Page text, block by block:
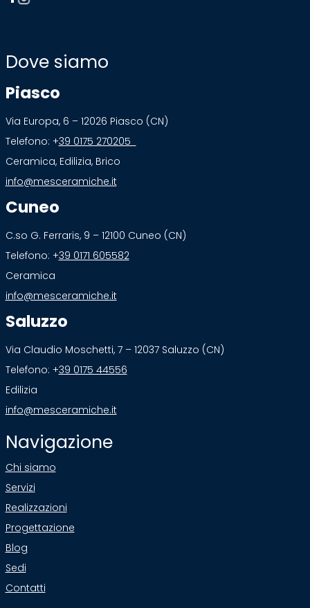
Dove siamo
Piasco
Via Europa, 6 – 12026 Piasco (CN)
Telefono: +39 0175 270205
Ceramica, Edilizia, Brico
info@mesceramiche.it
Cuneo
C.so G. Ferraris, 9 – 12100 Cuneo (CN)
Telefono: +39 0171 605582
Ceramica
info@mesceramiche.it
Saluzzo
Via Claudio Moschetti, 7 – 12037 Saluzzo (CN)
Telefono: +39 0175 44556
Edilizia
info@mesceramiche.it
Navigazione
Chi siamo
Servizi
Realizzazioni
Progettazione
Blog
Sedi
Contatti